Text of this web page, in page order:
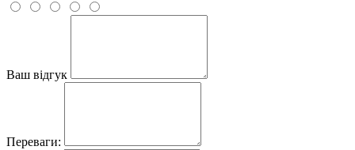
Ваш відгук
Переваги: